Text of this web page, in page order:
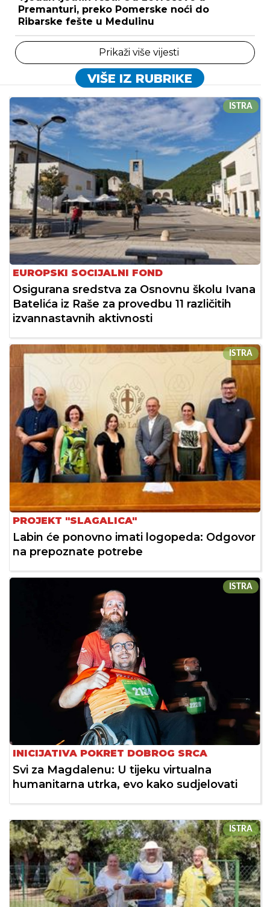
Premanturi, preko Pomerske noći do
Ribarske fešte u Medulinu
Prikaži više vijesti
VIŠE IZ RUBRIKE
ISTRA
EUROPSKI SOCIJALNI FOND
Osigurana sredstva za Osnovnu školu Ivana
Batelića iz Raše za provedbu 11 različitih
izvannastavnih aktivnosti
ISTRA
PROJEKT "SLAGALICA"
Labin će ponovno imati logopeda: Odgovor
na prepoznate potrebe
ISTRA
INICIJATIVA POKRET DOBROG SRCA
Svi za Magdalenu: U tijeku virtualna
humanitarna utrka, evo kako sudjelovati
ISTRA